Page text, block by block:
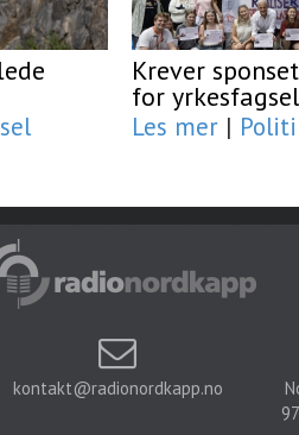
Krever
for
Les mer |
kontakt@radionordkapp.no